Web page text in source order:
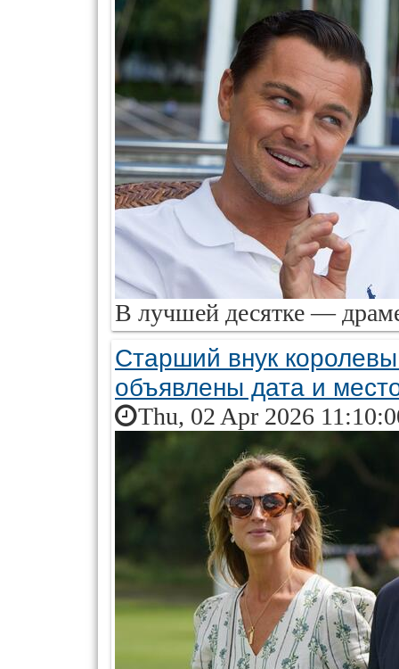
В лучшей десятке —
Старший внук
объявлены дата и
Thu, 02 Apr 2026